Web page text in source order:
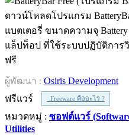
ดาวน์โหลดโปรแกรม
แบตเตอรี่ ขนาดความจุ
แล็ปท็อป ที่ใช้ระบบปฏิบัติการ
ฟรี
ผู้พัฒนา : Osiris Development
ฟรีแวร์
Freeware คืออะไร ?
หมวดหมู่ : ซอฟต์แวร์
Utilities